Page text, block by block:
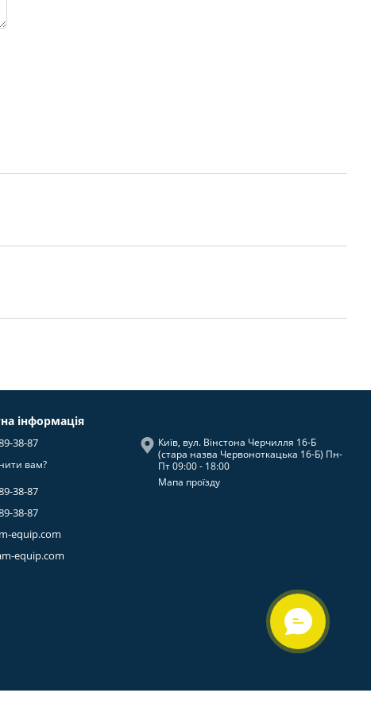
інформація
38-87
вам?
38-87
38-87
equip.com
equip.com
Київ, вул. Вінстона Черчилля 16-Б
(стара назва Червоноткацька 16-Б) Пн-
Пт 09:00 - 18:00
Мапа проїзду